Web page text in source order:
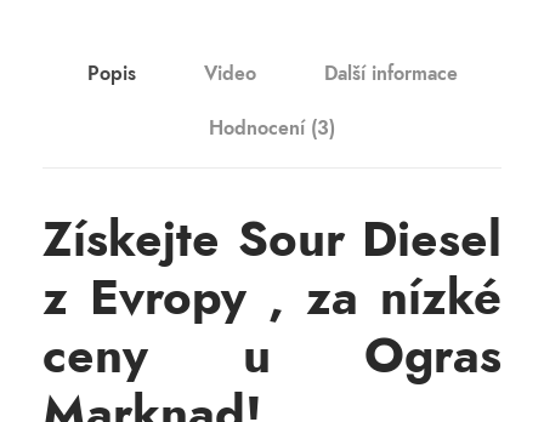
í
Popis Video Další informace
Hodnocení (3)
Získejte Sour Diesel
z Evropy , za nízké
ceny u Ogras